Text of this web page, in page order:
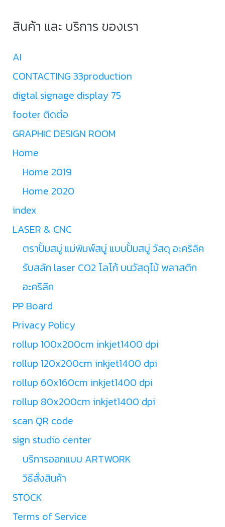
สินค้า และ บริการ ของเรา
AI
CONTACTING 33production
digtal signage display 75
footer ติดต่อ
GRAPHIC DESIGN ROOM
Home
Home 2019
Home 2020
index
LASER & CNC
ตราปั้มสบู่ แม่พิมพ์สบู่ แบบปั้มสบู่ วัสดุ อะคริลิค
รับสลัก laser CO2 โลโก้ บนวัสดุไม้ พลาสติก
อะคริลิค
PP Board
Privacy Policy
rollup 100x200cm inkjet1400 dpi
rollup 120x200cm inkjet1400 dpi
rollup 60x160cm inkjet1400 dpi
rollup 80x200cm inkjet1400 dpi
scan QR code
sign studio center
บริการออกแบบ ARTWORK
วิธีสั่งสินค้า
STOCK
Terms of Service